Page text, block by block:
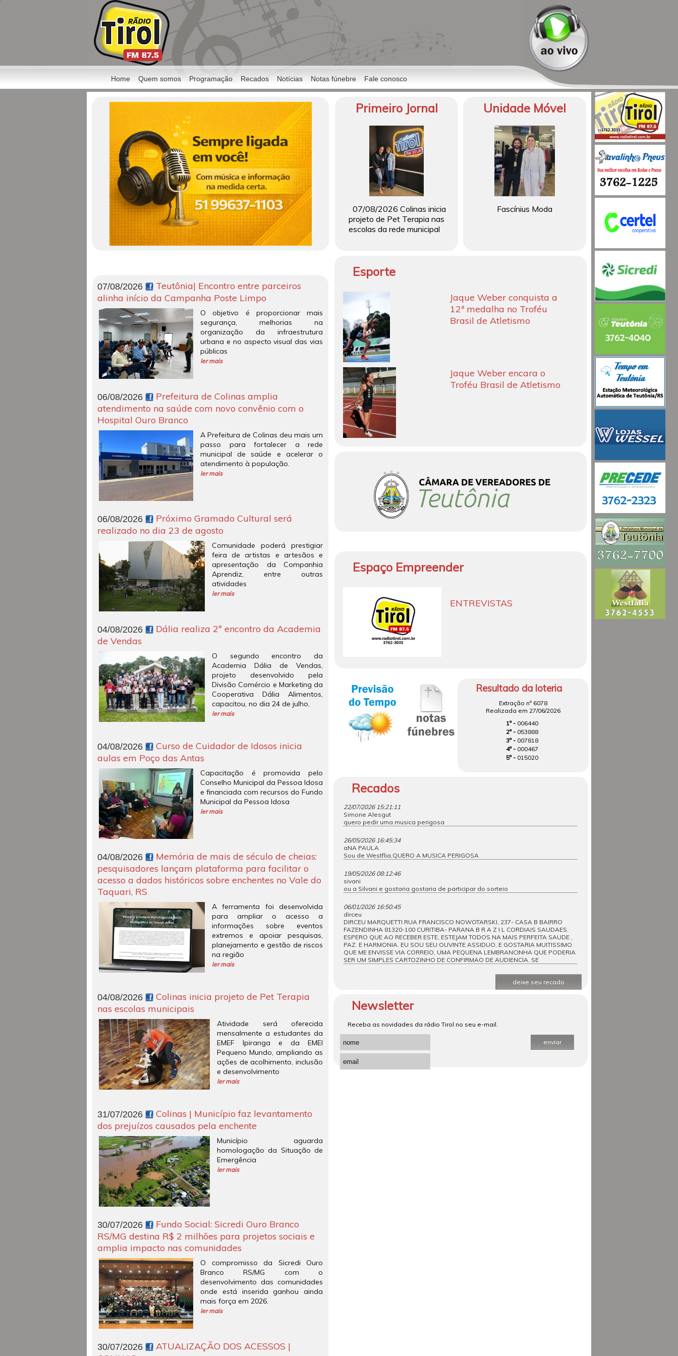
Home Quem somos Programação Recados Notícias Notas fúnebre Fale conosco
Primeiro Jornal
07/08/2026 Colinas inicia
projeto de Pet Terapia nas
escolas da rede municipal
Unidade Móvel
Fascínius Moda
Esporte
Jaque Weber conquista a
12ª medalha no Troféu
Brasil de Atletismo
Jaque Weber encara o
Troféu Brasil de Atletismo
Espaço Empreender
ENTREVISTAS
07/08/2026
Teutônia| Encontro entre parceiros
alinha início da Campanha Poste Limpo
O objetivo é proporcionar mais
segurança, melhorias na
organização da infraestrutura
urbana e no aspecto visual das vias
públicas
ler mais
06/08/2026
Prefeitura de Colinas amplia
atendimento na saúde com novo convênio com o
Hospital Ouro Branco
A Prefeitura de Colinas deu mais um
passo para fortalecer a rede
municipal de saúde e acelerar o
atendimento à população.
ler mais
06/08/2026
Próximo Gramado Cultural será
realizado no dia 23 de agosto
Comunidade poderá prestigiar
feira de artistas e artesãos e
apresentação da Companhia
Aprendiz, entre outras
atividades
ler mais
04/08/2026
Dália realiza 2º encontro da Academia
de Vendas
O segundo encontro da
Academia Dália de Vendas,
projeto desenvolvido pela
Divisão Comércio e Marketing da
Cooperativa Dália Alimentos,
capacitou, no dia 24 de julho,
ler mais
04/08/2026
Curso de Cuidador de Idosos inicia
aulas em Poço das Antas
Capacitação é promovida pelo
Conselho Municipal da Pessoa Idosa
e financiada com recursos do Fundo
Municipal da Pessoa Idosa
ler mais
04/08/2026
Memória de mais de século de cheias:
pesquisadores lançam plataforma para facilitar o
acesso a dados históricos sobre enchentes no Vale do
Taquari, RS
A ferramenta foi desenvolvida
para ampliar o acesso a
informações sobre eventos
extremos e apoiar pesquisas,
planejamento e gestão de riscos
na região
ler mais
04/08/2026
Colinas inicia projeto de Pet Terapia
nas escolas municipais
Atividade será oferecida
mensalmente a estudantes da
EMEF Ipiranga e da EMEI
Pequeno Mundo, ampliando as
ações de acolhimento, inclusão
e desenvolvimento
ler mais
31/07/2026
Colinas | Município faz levantamento
dos prejuízos causados pela enchente
Município aguarda
homologação da Situação de
Emergência
ler mais
30/07/2026
Fundo Social: Sicredi Ouro Branco
RS/MG destina R$ 2 milhões para projetos sociais e
amplia impacto nas comunidades
O compromisso da Sicredi Ouro
Branco RS/MG com o
desenvolvimento das comunidades
onde está inserida ganhou ainda
mais força em 2026.
ler mais
30/07/2026
ATUALIZAÇÃO DOS ACESSOS |
Resultado da loteria
Extração nº 6078
Realizada em 27/06/2026
1º -006440
2º - 053888
3º - 007818
4º - 000467
5º - 015020
Recados
22/07/2026 15:21:11
Simone Alesgut
quero pedir uma musica perigosa
26/05/2026 16:45:34
aNA PAULA
Sou de Westflia,QUERO A MUSICA PERIGOSA
19/05/2026 08:12:46
sivani
ou a Silvani e gostaria gostaria de participar do sorteio
06/01/2026 16:50:45
dirceu
DIRCEU MARQUETTI RUA FRANCISCO NOWOTARSKI, 237- CASA B BAIRRO
FAZENDINHA 81320-100 CURITIBA- PARANA B R A Z I L CORDIAIS SAUDAES.
ESPERO QUE AO RECEBER ESTE, ESTEJAM TODOS NA MAIS PERFEITA SAUDE ,
PAZ. E HARMONIA. EU SOU SEU OUVINTE ASSIDUO, E GOSTARIA MUITISSIMO
QUE ME ENVISSE VIA CORREIO, UMA PEQUENA LEMBRANCINHA QUE PODERIA
SER UM SIMPLES CARTOZINHO DE CONFIRMAO DE AUDIENCIA. SE
deixe seu recado
Newsletter
Receba as novidades da rádio Tirol no seu e-mail.
enviar